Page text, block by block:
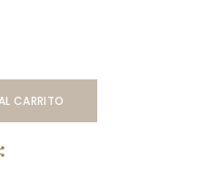
Benito mediana quantity
CARRITO